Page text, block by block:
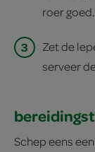
roer goed.
3
Zet de
serveer
Schep eens